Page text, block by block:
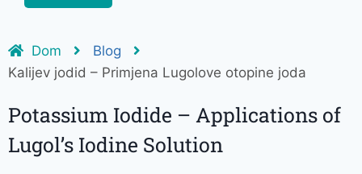
Dom
Blog
Kalijev jodid – Primjena Lugolove otopine joda
Potassium Iodide – Applications of
Lugol’s Iodine Solution